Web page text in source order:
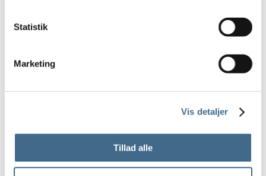
Statistik
Marketing
Vis detaljer
Tillad alle
Tekstiler
Køkkenhåndklæder
Pudefyld